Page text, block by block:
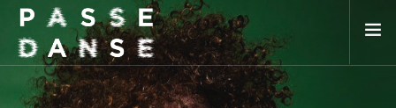
LA SAISON 25/26